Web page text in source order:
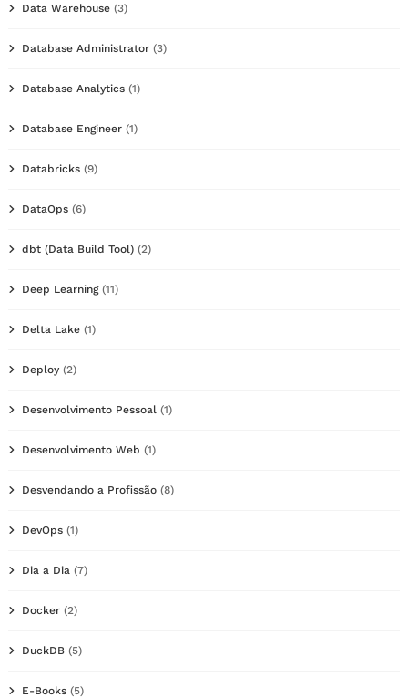
Data Warehouse (3)
Database Administrator (3)
Database Analytics (1)
Database Engineer (1)
Databricks (9)
DataOps (6)
dbt (Data Build Tool) (2)
Deep Learning(11)
Delta Lake (1)
Deploy (2)
Desenvolvimento Pessoal (1)
Desenvolvimento Web (1)
Desvendando a Profissão (8)
DevOps (1)
Dia a Dia (7)
Docker (2)
DuckDB (5)
E-Books (5)